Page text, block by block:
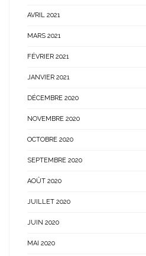
AVRIL 2021
MARS 2021
FÉVRIER 2021
JANVIER 2021
DÉCEMBRE 2020
NOVEMBRE 2020
OCTOBRE 2020
SEPTEMBRE 2020
AOÛT 2020
JUILLET 2020
JUIN 2020
MAI 2020